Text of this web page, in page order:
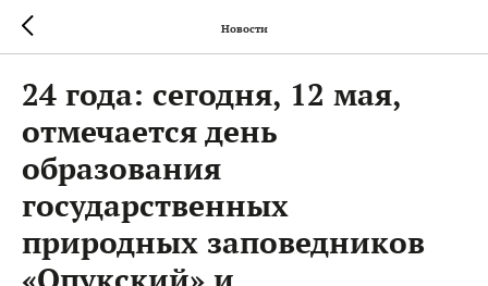
Новости
24 года: сегодня, 12 мая,
отмечается день
образования
государственных
природных заповедников